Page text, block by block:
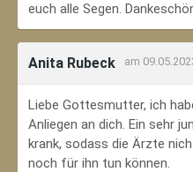
euch alle Segen.
Anita Rubeck am
Liebe Gottesmutter, ich
Anliegen an dich. Ein sehr
krank, sodass die Ärzte
noch für ihn tun können.